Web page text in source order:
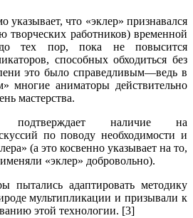
указывает, что «эклер» признавался
творческих работников) временной
тех пор, пока не повысится
способных обходиться без
это было справедливым—ведь в
многие аниматоры действительно
мастерства.
наличие на
по поводу необходимости и
(а это косвенно указывает на то,
«эклер» добровольно).
пытались адаптировать методику
мультипликации и призывали к
этой технологии. [3]